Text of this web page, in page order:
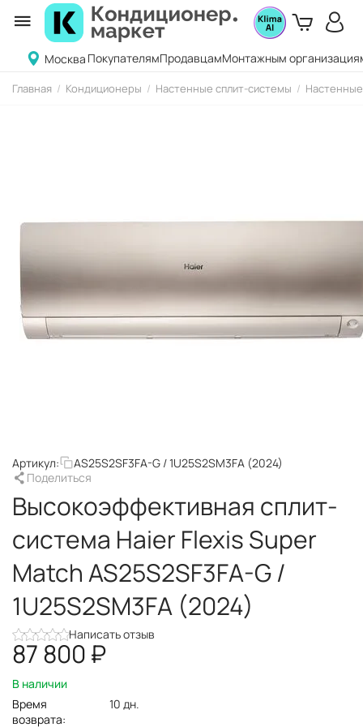
Москва ПокупателямПродавцамМонтажным
Главная / Кондиционеры / Настенные сплит-системы /
Артикул:
AS25S2SF3FA-G / 1U25S2SM3FA (2024)
Поделиться
Высокоэффективная сплит-
система Haier Flexis Super
Match AS25S2SF3FA-G /
1U25S2SM3FA (2024)
Написать отзыв
87 800₽
В наличии
Время
возврата:
10 дн.